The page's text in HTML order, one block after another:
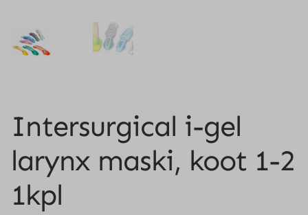
Intersurgical i-gel
larynx maski, koot 1-2
1kpl